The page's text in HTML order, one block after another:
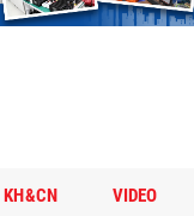
VIDEO